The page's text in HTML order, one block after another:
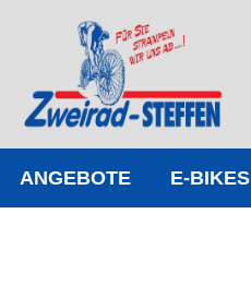
ANGEBOTE E-BIKES